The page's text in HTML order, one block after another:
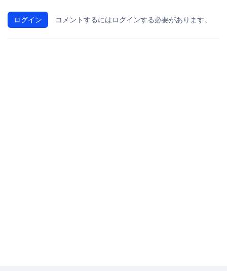
ログイン コメントするにはログインする必要があります。